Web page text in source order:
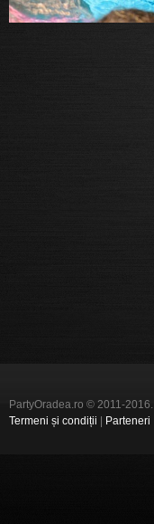
PartyOradea.ro © 2011-2016.
Termeni și condiții
Parteneri